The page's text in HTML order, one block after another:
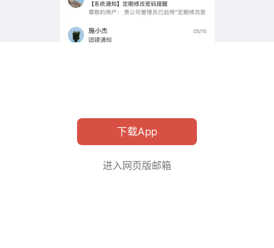
下载App
进入网页版邮箱